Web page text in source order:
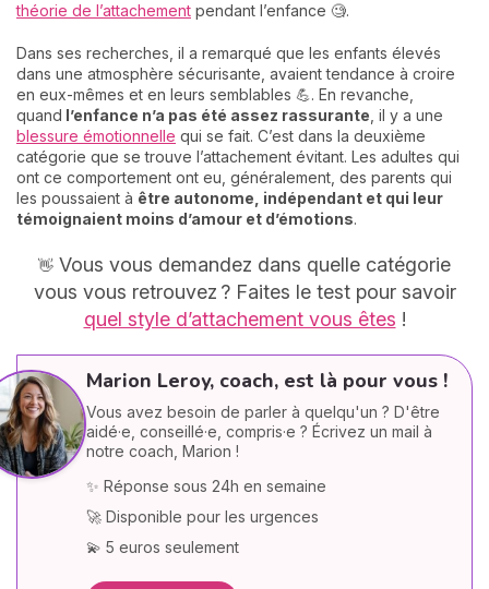
théorie de l’attachement pendant l’enfance 🧐.
Dans ses recherches, il a remarqué que les enfants élevés
dans une atmosphère sécurisante, avaient tendance à croire
en eux-mêmes et en leurs semblables 💪. En revanche,
quand l’enfance n’a pas été assez rassurante , il y a une
blessure émotionnelle qui se fait. C’est dans la deuxième
catégorie que se trouve l’attachement évitant. Les adultes qui
ont ce comportement ont eu, généralement, des parents qui
les poussaient à être autonome, indépendant et qui leur
témoignaient moins d’amour et d’émotions.
👋 Vous vous demandez dans quelle catégorie
vous vous retrouvez ? Faites le test pour savoir
quel style d’attachement vous êtes !
Marion Leroy, coach, est là pour vous !
Vous avez besoin de parler à quelqu'un ? D'être
aidé·e, conseillé·e, compris·e ? Écrivez un mail à
notre coach, Marion !
✨ Réponse sous 24h en semaine
🚀 Disponible pour les urgences
💫 5 euros seulement